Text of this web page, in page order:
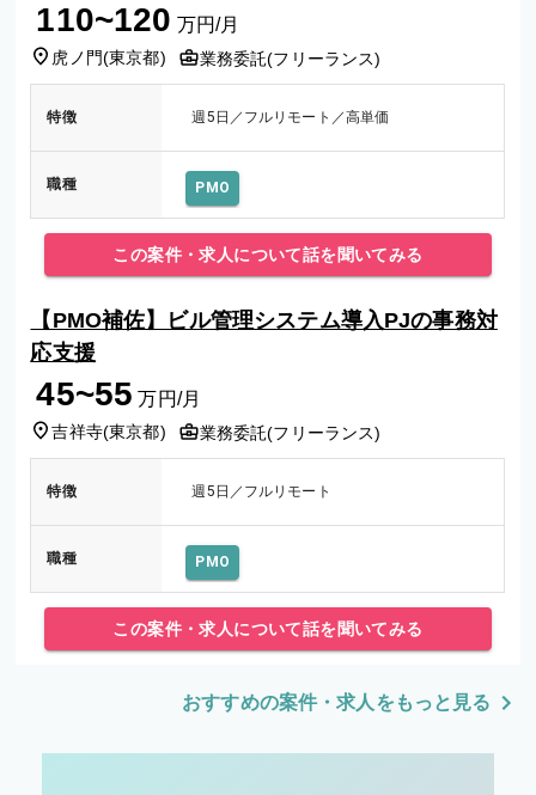
110~120 万円/月
虎ノ門(東京都) 業務委託(フリーランス)
特徴 週5日／フルリモート／高単価
職種 PMO
この案件・求人について話を聞いてみる
【PMO補佐】ビル管理システム導入PJの事務対
応支援
45~55 万円/月
吉祥寺(東京都) 業務委託(フリーランス)
特徴 週5日／フルリモート
職種 PMO
この案件・求人について話を聞いてみる
おすすめの案件・求人をもっと見る